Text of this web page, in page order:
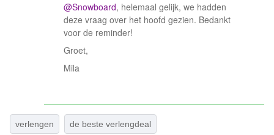
@Snowboard, helemaal gelijk, we hadden
deze vraag over het hoofd gezien. Bedankt
voor de reminder!
Groet,
Mila
verlengen de beste verlengdeal